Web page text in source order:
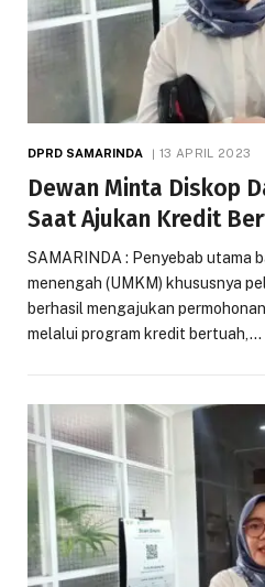
DPRD SAMARINDA 13 APRIL 2023
Dewan Minta Diskop
Saat Ajukan Kredit
SAMARINDA : Penyebab utama
menengah (UMKM) khususnya
berhasil mengajukan
melalui program kredit bertuah,…